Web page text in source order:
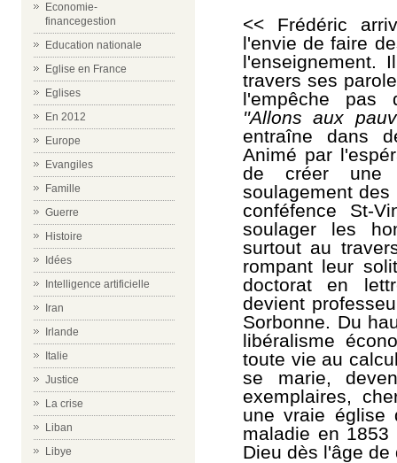
Economie-
financegestion
Education nationale
Eglise en France
Eglises
En 2012
Europe
Evangiles
Famille
Guerre
Histoire
Idées
Intelligence artificielle
Iran
Irlande
Italie
Justice
La crise
Liban
Libye
<< Frédéric
l'envie de faire
l'enseignement.
travers ses
l'empêche pas
''Allons aux
entraîne dans
Animé par
de créer une
soulagement
conféfence St-
soulager les
surtout au
rompant leur
doctorat en
devient
Sorbonne. Du
libéralisme
toute vie au
se marie,
exemplaires,
une vraie église
maladie en
Dieu dès l'âge de